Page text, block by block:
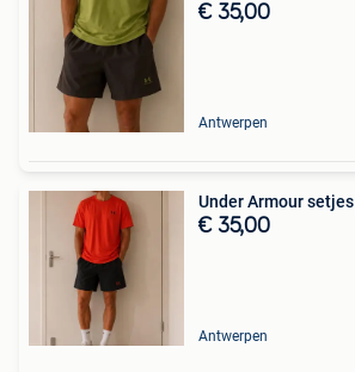
€ 35,00
Antwerpen
Under Armour setjes
€ 35,00
Antwerpen